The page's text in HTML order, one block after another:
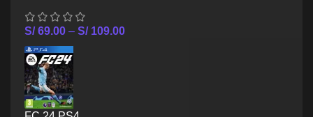
S/69.00 – S/109.00